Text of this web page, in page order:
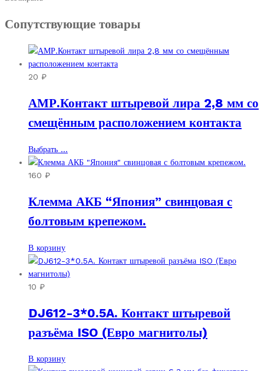
Сопутствующие товары
20 ₽
АМР.Контакт штыревой лира 2,8 мм со
смещённым расположением контакта
Выбрать ...
товар
вариаций.
можно
странице
товара.
160 ₽
Клемма АКБ “Япония” свинцовая с
болтовым крепежом.
В корзину
10 ₽
DJ612-3*0.5A. Контакт штыревой
разъёма ISO (Евро магнитолы)
В корзину